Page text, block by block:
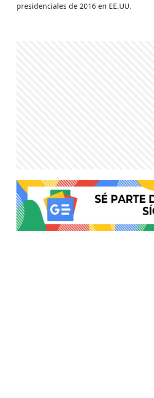
presidenciales de 2016 en EE.UU.